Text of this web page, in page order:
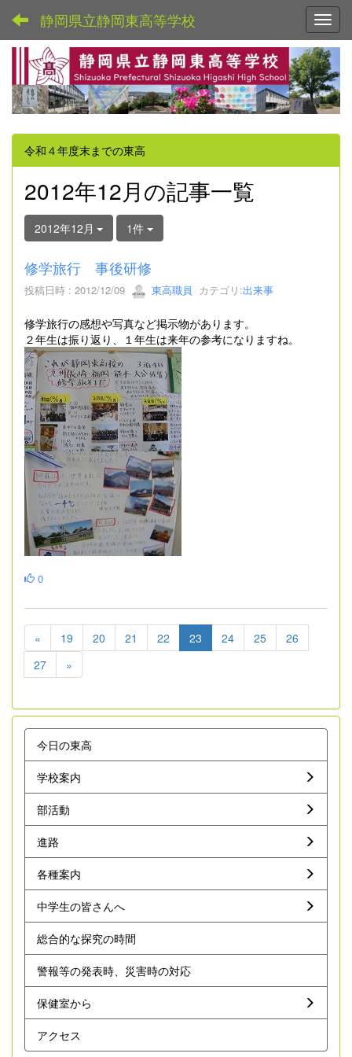
静岡県立静岡東高等学校
令和４年度末までの東高
2012年12月の記事一覧
2012年12月 1件
修学旅行 事後研修
投稿日時 : 2012/12/09 東高職員 カテゴリ:出来事
修学旅行の感想や写真など掲示物があります。
２年生は振り返り、１年生は来年の参考になりますね。
0
« 19 20 21 22 23 24 25
26
27
»
今日の東高
学校案内
部活動
進路
各種案内
中学生の皆さんへ
総合的な探究の時間
警報等の発表時、災害時の対応
保健室から
アクセス